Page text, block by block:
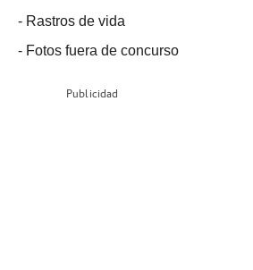
- Rastros de vida
- Fotos fuera de concurso
Publicidad